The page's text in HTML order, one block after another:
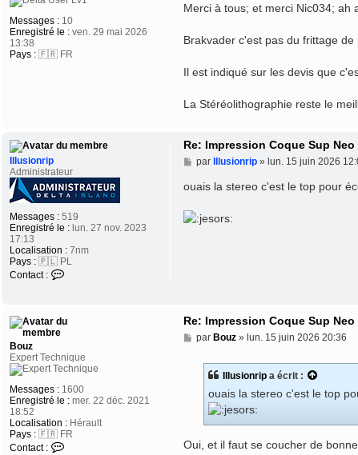
Messages : 10
Enregistré le : ven. 29 mai 2026
13:38
Pays : 🇫🇷 FR
s
g
Merci à tous; et merci Nic034; ah
Brakvader c'est pas du frittage
Il est indiqué sur les devis que
La Stéréolithographie reste le
Illusionrip
Administrateur
Messages : 519
Enregistré le : lun. 27 nov. 2023
17:13
Localisation : 7nm
Pays : 🇵🇱 PL
Contact :
Re: Impression Coque Sup Neo
M
s
s
g
par Illusionrip» lun. 15 juin 2026
ouais la stereo c'est le top pour
Bouz
Expert Technique
Messages : 1600
Enregistré le : mer. 22 déc. 2021
18:52
Localisation : Hérault
Pays : 🇫🇷 FR
Contact :
Re: Impression Coque Sup Neo
M
par Bouz» lun. 15 juin 2026 20:36
Illusionrip a écrit :
ouais la stereo c'est le top
Oui, et il faut se coucher de